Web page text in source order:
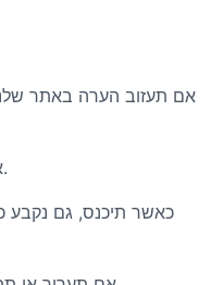
אם תעזוב הערה באתר
אם תבקר בדף ההתחברות שלנו, נקבע עוגייה זמנית כדי לקבוע אם הדפדפן שלך מקבל עוגיות. עוגייה זו אינה מכילה נתונים אישיים ומושלכת כאשר אתה סוגר את הדפדפן שלך.
כאשר תיכנס, גם נקבע